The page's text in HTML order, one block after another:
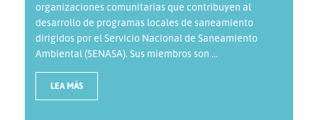
organizaciones comunitarias que contribuyen al
desarrollo de programas locales de saneamiento
dirigidos por el Servicio Nacional de Saneamiento
Ambiental (SENASA). Sus miembros son ...
LEA MÁS